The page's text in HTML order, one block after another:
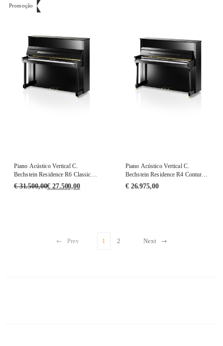
Promoção
Piano Acústico Vertical C.
Bechstein Residence R6 Classic
PE
€31.500,00€ 27.500,00
Piano Acústico Vertical C.
Bechstein Residence R4 Contur
PE
€26.975,00
Prev 1 2 Next